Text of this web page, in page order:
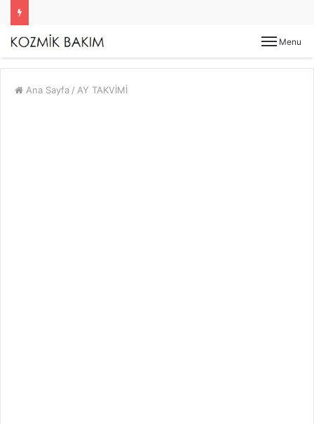
Menu
Ana Sayfa / AY TAKVİMİ